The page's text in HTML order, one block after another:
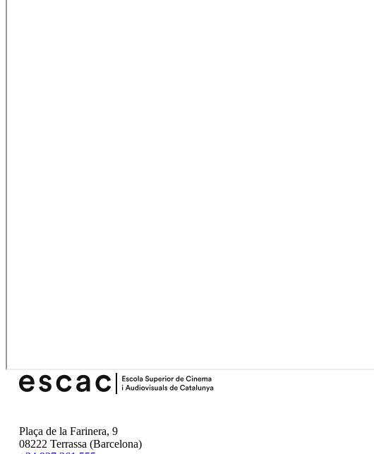
Plaça de la Farinera, 9
08222 Terrassa (Barcelona)